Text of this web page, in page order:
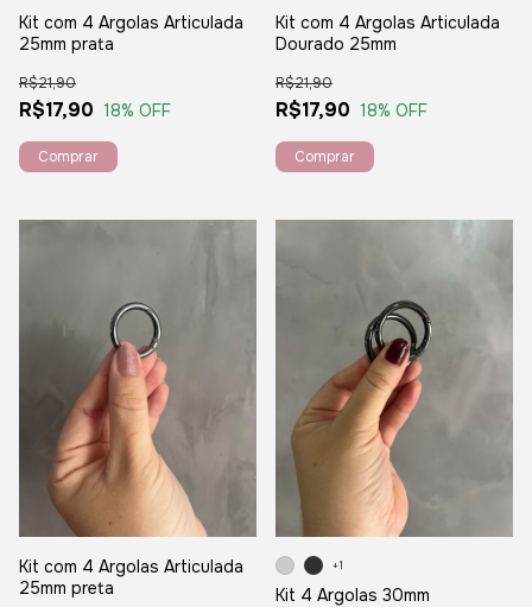
Kit com 4 Argolas Articulada
25mm prata
R$17,90
R$21,90
18% OFF
Kit com 4 Argolas Articulada
Dourado 25mm
R$17,90
R$21,90
18% OFF
Kit com 4 Argolas Articulada
25mm preta
Kit 4 Argolas 30mm
+1